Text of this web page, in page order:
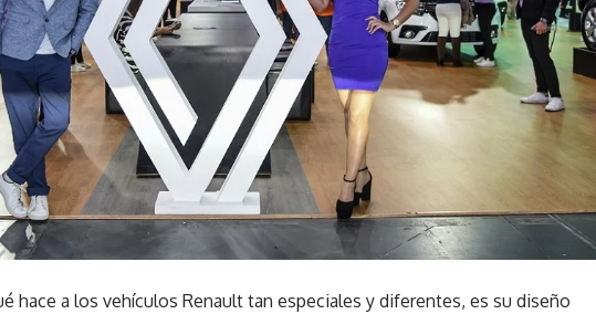
hace a los vehículos Renault tan especiales y diferentes, es su diseño